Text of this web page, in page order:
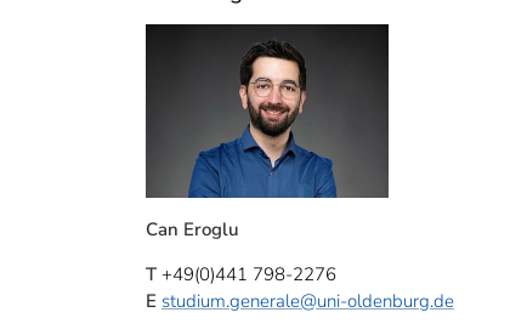
Can Eroglu
T +49(0)441 798-2276
E studium.generale@uni-oldenburg.de